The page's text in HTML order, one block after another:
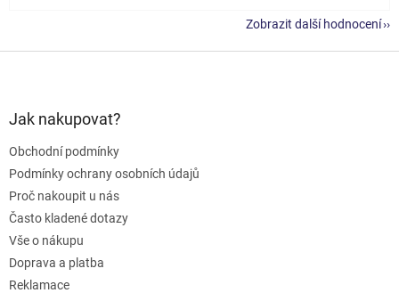
Zobrazit další hodnocení
Jak nakupovat?
Obchodní podmínky
Podmínky ochrany osobních údajů
Proč nakoupit u nás
Často kladené dotazy
Vše o nákupu
Doprava a platba
Reklamace